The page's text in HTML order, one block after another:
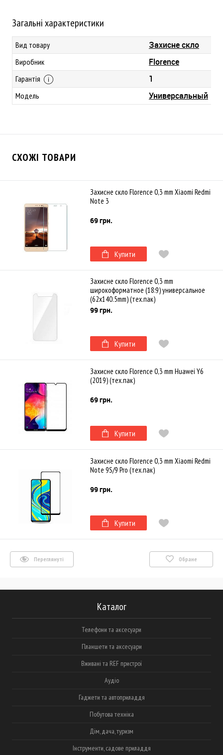
Загальні характеристики
Вид товару Захисне скло
Виробник Florence
Гарантія 1
Модель Универсальный
СХОЖІ ТОВАРИ
Захисне скло Florence 0,3 mm Xiaomi Redmi
Note 3
69 грн.
Купити
Захисне скло Florence 0,3 mm
широкоформатное (18:9) универсальное
(62х140.5mm) (тех.пак)
99 грн.
Купити
Захисне скло Florence 0,3 mm Huawei Y6
(2019) (тех.пак)
69 грн.
Купити
Захисне скло Florence 0,3 mm Xiaomi Redmi
Note 9S/9 Pro (тех.пак)
99 грн.
Купити
Переглянуті Обране
Каталог
Телефони та аксесуари
Планшети та аксесуари
Вживані та REF пристрої
Аудіо
Гаджети та автоприладдя
Побутова техніка
Дім, дача, туризм
Інструменти, садове приладдя